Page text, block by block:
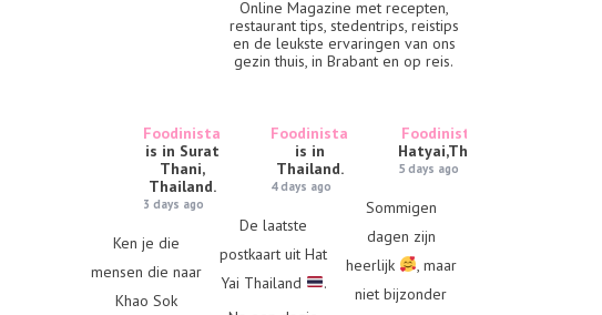
Online Magazine met recepten,
restaurant tips, stedentrips, reistips
en de leukste ervaringen van ons
gezin thuis, in Brabant en op reis.
Foodinista
is in Surat
Thani,
Thailand.
3 days ago
Ken je die
mensen die naar
Khao Sok
Foodinista
is in
Thailand.
4 days ago
De laatste
postkaart uit Hat
Yai Thailand
.
Foodinista
Hatyai,Thailand.
5 days ago
Sommigen
dagen zijn
heerlijk
, maar
niet bijzonder